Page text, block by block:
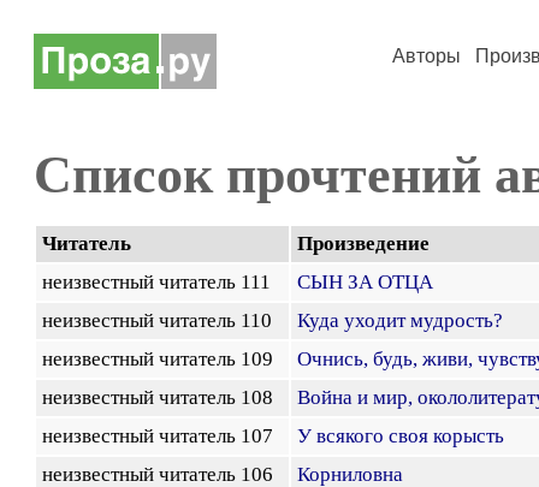
Авторы
Список прочтений
Читатель
Произведение
неизвестный читатель 111
СЫН ЗА ОТЦА
неизвестный читатель 110
Куда уходит мудрость?
неизвестный читатель 109
Очнись, будь, живи,
неизвестный читатель 108
Война и мир,
неизвестный читатель 107
У всякого своя корысть
неизвестный читатель 106
Корниловна